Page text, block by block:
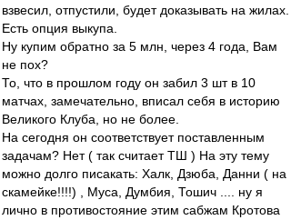
взвесил, отпустили, будет доказывать на жилах.
Есть опция выкупа.
Ну купим обратно за 5 млн, через 4 года, Вам
не пох?
То, что в прошлом году он забил 3 шт в 10
матчах, замечательно, вписал себя в историю
Великого Клуба, но не более.
На сегодня он соответствует поставленным
задачам? Нет ( так считает ТШ ) На эту тему
можно долго писакать: Халк, Дзюба, Данни ( на
скамейке!!!!) , Муса, Думбия, Тошич .... ну я
лично в противостояние этим сабжам Кротова